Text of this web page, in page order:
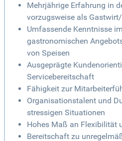
Mehrjährige Erfahrung in
vorzugsweise als
Umfassende Kenntnisse
gastronomischen
von Speisen
Ausgeprägte
Servicebereitschaft
Fähigkeit zur
Organisationstalent und
stressigen Situationen
Hohes Maß an Flexibilität
Bereitschaft zu